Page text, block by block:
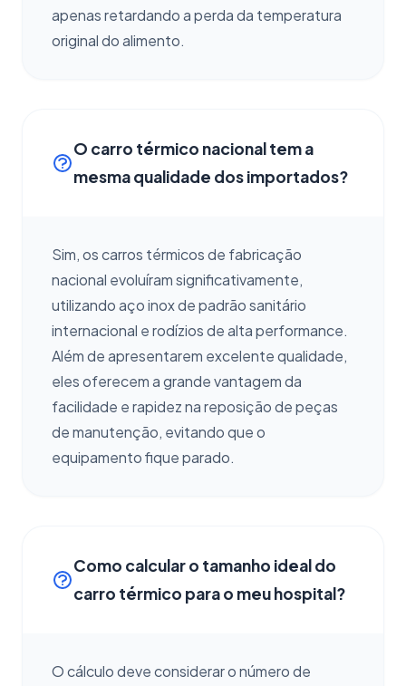
apenas retardando a perda da temperatura
original do alimento.
O carro térmico nacional tem a
mesma qualidade dos importados?
Sim, os carros térmicos de fabricação
nacional evoluíram significativamente,
utilizando aço inox de padrão sanitário
internacional e rodízios de alta performance.
Além de apresentarem excelente qualidade,
eles oferecem a grande vantagem da
facilidade e rapidez na reposição de peças
de manutenção, evitando que o
equipamento fique parado.
Como calcular o tamanho ideal do
carro térmico para o meu hospital?
O cálculo deve considerar o número de